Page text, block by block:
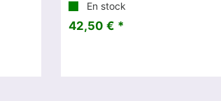
En stock
42,50 € *